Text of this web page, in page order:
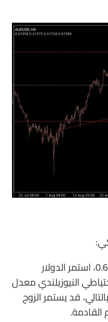
بعد أن كسر أول مستويات الدعم عند 0.61، استمر الدولار
النيوزيلندي معدل
قد يستمر الزوج
القادمة.